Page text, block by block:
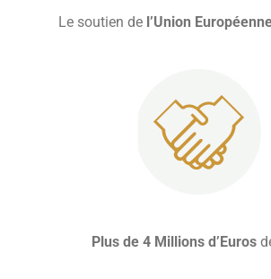
Le soutien de l’Union
Plus de 4 Millions d’Euros